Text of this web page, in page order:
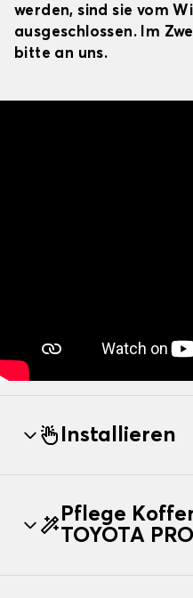
werden, sind sie vom
ausgeschlossen. Im
bitte an uns.
Installieren
Pflege
TOYOTA